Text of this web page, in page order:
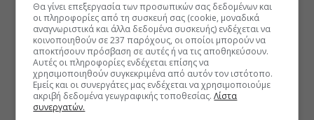
Θα γίνει επεξεργασία των προσωπικών σας δεδομένων και
οι πληροφορίες από τη συσκευή σας (cookie, μοναδικά
αναγνωριστικά και άλλα δεδομένα συσκευής) ενδέχεται να
κοινοποιηθούν σε 237 παρόχους, οι οποίοι μπορούν να
αποκτήσουν πρόσβαση σε αυτές ή να τις αποθηκεύσουν.
Αυτές οι πληροφορίες ενδέχεται επίσης να
χρησιμοποιηθούν συγκεκριμένα από αυτόν τον ιστότοπο.
Εμείς και οι συνεργάτες μας ενδέχεται να χρησιμοποιούμε
ακριβή δεδομένα γεωγραφικής τοποθεσίας.Λίστα
συνεργατών.